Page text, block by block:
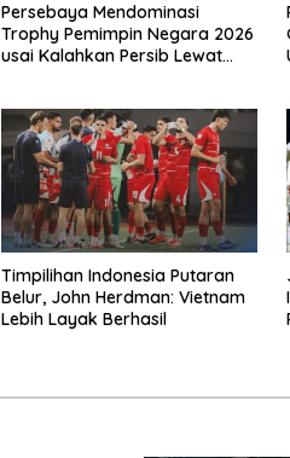
Persebaya Mendominasi
Trophy Pemimpin Negara 2026
usai Kalahkan Persib Lewat
Timpilihan Indonesia Putaran
Belur, John Herdman: Vietnam
Lebih Layak Berhasil